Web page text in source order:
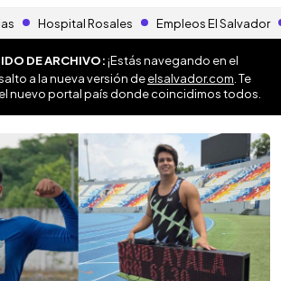
Hospital Rosales Empleos El Salvador
DE ARCHIVO:¡Estás navegando en el
a la nueva versión deelsalvador.com . Te
nuevo portal país donde coincidimos todos.